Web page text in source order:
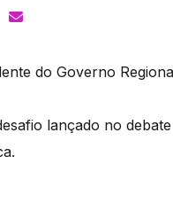
do Governo
lançado no